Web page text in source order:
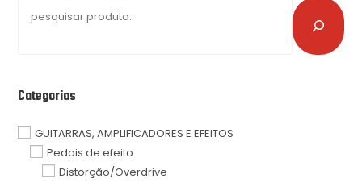
Categorias
GUITARRAS, AMPLIFICADORES E EFEITOS
Pedais de efeito
Distorção/Overdrive